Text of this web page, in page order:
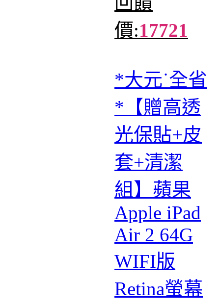
價:17721
*大元˙全省
*【贈高透
光保貼+皮
套+清潔
組】蘋果
Apple iPad
Air 2 64G
WIFI版
Retina螢幕